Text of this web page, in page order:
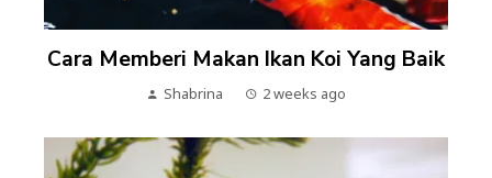
Cara Memberi Makan Ikan Koi Yang Baik
Shabrina 2 weeks ago